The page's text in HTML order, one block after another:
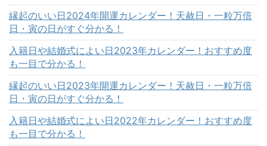
縁起のいい日2024年開運カレンダー！天赦日・一粒万倍
日・寅の日がすぐ分かる！
入籍日や結婚式によい日2023年カレンダー！おすすめ度
も一目で分かる！
縁起のいい日2023年開運カレンダー！天赦日・一粒万倍
日・寅の日がすぐ分かる！
入籍日や結婚式によい日2022年カレンダー！おすすめ度
も一目で分かる！